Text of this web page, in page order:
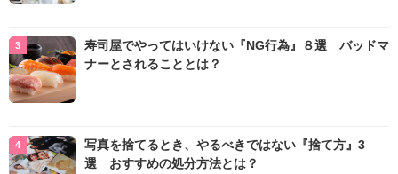
寿司屋でやってはいけない『NG行為』８選 バッドマ
ナーとされることとは？
写真を捨てるとき、やるべきではない『捨て方』3
選 おすすめの処分方法とは？